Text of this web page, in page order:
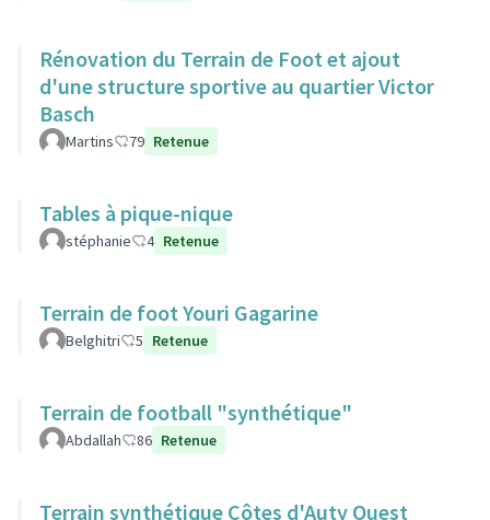
Rénovation du Terrain de Foot et ajout
d'une structure sportive au quartier Victor
Basch
Martins 79 Retenue
Tables à pique-nique
stéphanie 4 Retenue
Terrain de foot Youri Gagarine
Belghitri 5 Retenue
Terrain de football "synthétique"
Abdallah 86 Retenue
Terrain synthétique Côtes d'Auty Ouest